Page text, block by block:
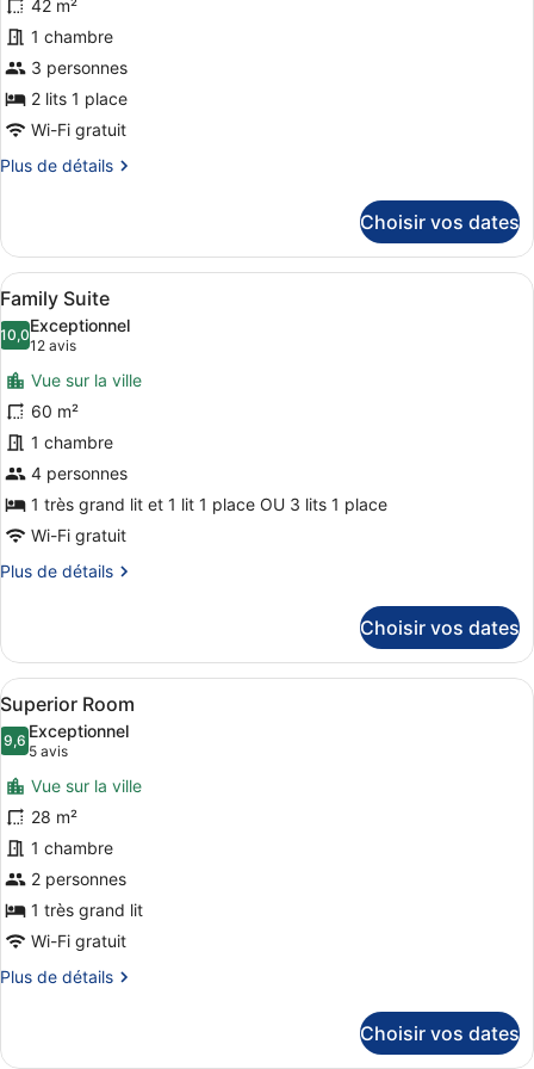
ce
type
de
chambre :
Premier
Twin
Bed
42 m²
1 chambre
3 personnes
2 lits 1 place
Wi-Fi gratuit
Plus de détails
Plus
le
type
de
chambre
Premier
Twin
Bed
Choisir vos dates
Afficher
toutes
les
photos
pour
ce
type
de
chambre :
Family
Suite
Une chambre d’hôtel avec un
8
Family Suite
10,010,0 sur 10
Exceptionnel
12 avis
(12 avis)
Vue sur la ville
60 m²
1 chambre
4 personnes
1 très grand lit et 1 lit 1 place OU 3 lits 1 place
Wi-Fi gratuit
Plus de détails
Plus
le
type
de
chambre
Family
Suite
Choisir vos dates
Afficher
toutes
les
photos
pour
ce
type
de
chambre :
Superior
Room
Une chambre d’hôtel avec un
6
Superior Room
9,69,6 sur 10
Exceptionnel
5 avis
(5 avis)
Vue sur la ville
28 m²
1 chambre
2 personnes
1 très grand lit
Wi-Fi gratuit
Plus de détails
Plus
le
Choisir vos dates